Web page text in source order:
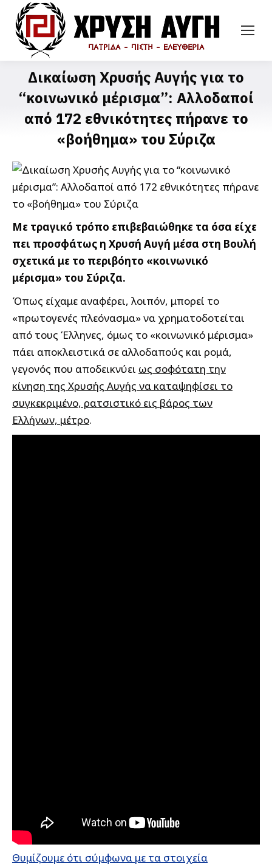
Δικαίωση Χρυσής Αυγής για το
“κοινωνικό μέρισμα”: Αλλοδαποί
από 172 εθνικότητες πήρανε το
«βοήθημα» του Σύριζα
Με τραγικό τρόπο επιβεβαιώθηκε τα όσα είχε
πει προσφάτως η Χρυσή Αυγή μέσα στη Βουλή
σχετικά με το περιβόητο «κοινωνικό
μέρισμα» του Σύριζα.
Όπως είχαμε αναφέρει, λοιπόν, μπορεί το
«πρωτογενές πλεόνασμα» να χρηματοδοτείται
από τους Έλληνες, όμως το «κοινωνικό μέρισμα»
πάει αποκλειστικά σε αλλοδαπούς και ρομά,
γεγονός που αποδεικνύει ως σοφότατη την
κίνηση της Χρυσής Αυγής να καταψηφίσει το
συγκεκριμένο, ρατσιστικό εις βάρος των
Ελλήνων, μέτρο.
Θυμίζουμε ότι σύμφωνα με τα στοιχεία